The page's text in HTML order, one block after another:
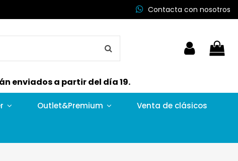
Contacta con nosotros
enviados a partir del día 19.
Outlet&Premium Venta de clásicos